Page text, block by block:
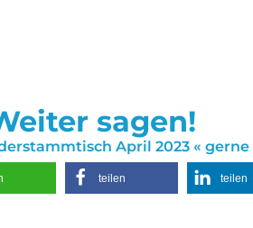
sagen!
April 2023 «
teilen teilen